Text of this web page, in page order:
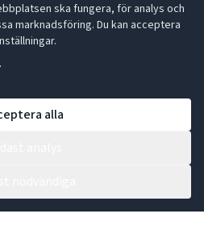
ska fungera, för analys och
marknadsföring. Du kan acceptera
.
alla